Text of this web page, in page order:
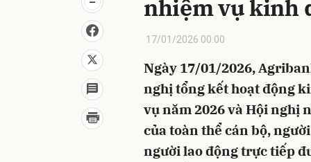
nhiệm vụ kinh
17/01/2026 00:00
Ngày 17/01/2026,
nghị tổng kết hoạt động
vụ năm 2026 và Hội nghị
của toàn thể cán bộ,
người lao động trực tiếp